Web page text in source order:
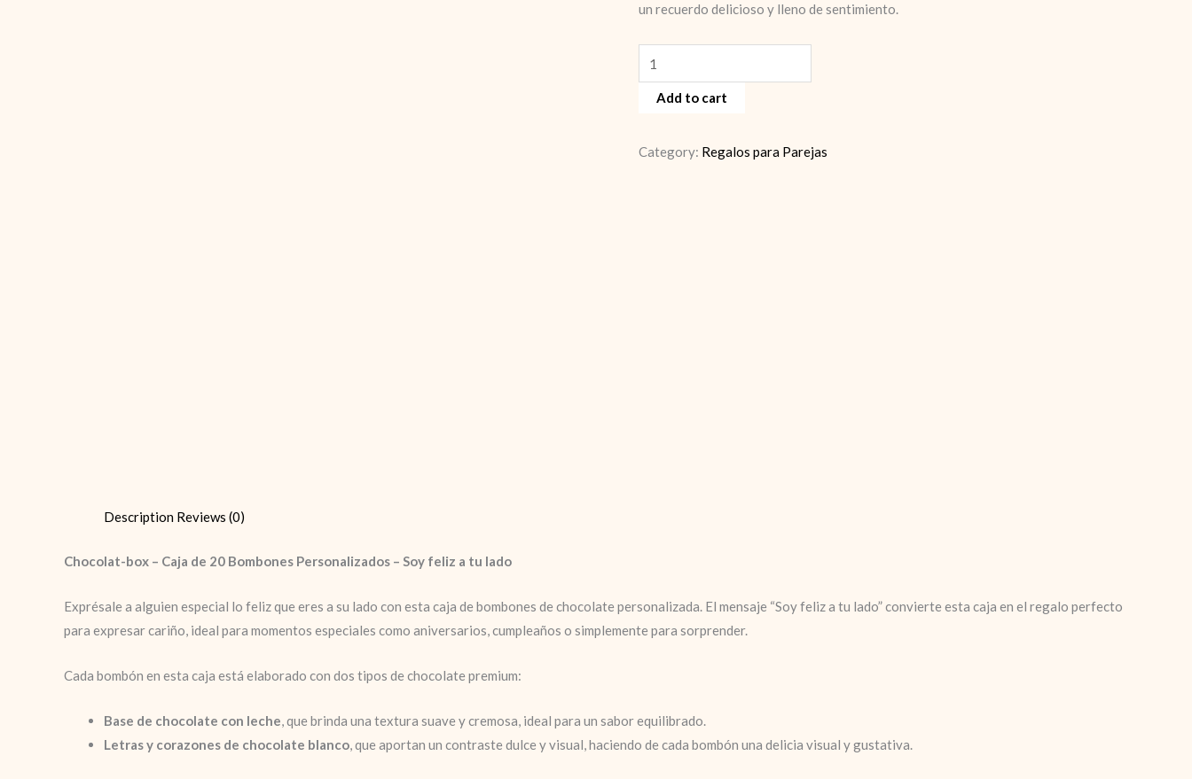
un recuerdo delicioso y lleno de sentimiento.
box
quantity
Add to cart
Category: Regalos para Parejas
Description Reviews (0)
Chocolat-box – Caja de 20 Bombones Personalizados – Soy feliz a tu lado
Exprésale a alguien especial lo feliz que eres a su lado con esta caja de bombones de chocolate personalizada. El mensaje “Soy feliz a tu lado” convierte esta caja en el regalo perfecto
para expresar cariño, ideal para momentos especiales como aniversarios, cumpleaños o simplemente para sorprender.
Cada bombón en esta caja está elaborado con dos tipos de chocolate premium:
Base de chocolate con leche , que brinda una textura suave y cremosa, ideal para un sabor equilibrado.
Letras y corazones de chocolate blanco , que aportan un contraste dulce y visual, haciendo de cada bombón una delicia visual y gustativa.